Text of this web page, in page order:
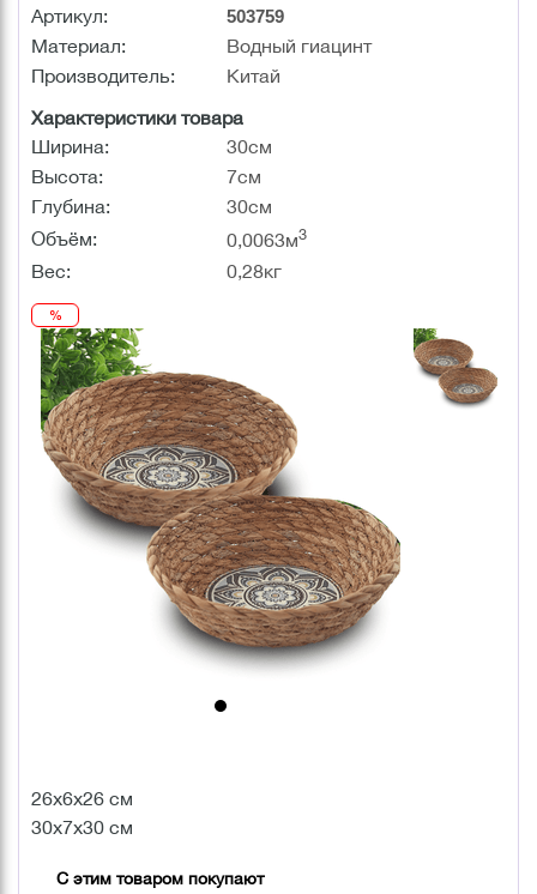
Артикул:
503759
Материал:
Водный гиацинт
Производитель:
Китай
Характеристики товара
Ширина:
30см
Высота:
7см
Глубина:
30см
Объём:
0,0063м3
Вес: 0,28кг
%
26х6х26 см
30х7х30 см
С этим товаром покупают